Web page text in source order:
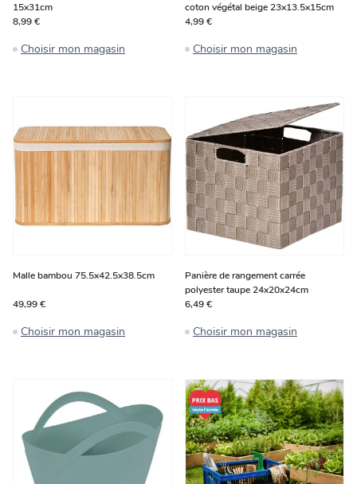
15x31cm
8,99 €
Choisir mon magasin
coton végétal beige 23x13.5x15cm
4,99 €
Choisir mon magasin
Malle bambou 75.5x42.5x38.5cm
49,99 €
Choisir mon magasin
Panière de rangement carrée
polyester taupe 24x20x24cm
6,49 €
Choisir mon magasin